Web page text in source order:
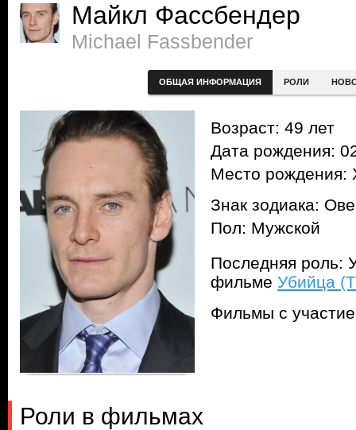
Майкл Фассбендер
Michael Fassbender
ОБЩАЯ ИНФОРМАЦИЯ РОЛИ
Возраст: 49 лет
Дата рождения:
Место рождения:
Знак зодиака:
Пол: Мужской
Последняя роль:
фильме Убийца
Фильмы с
Роли в фильмах